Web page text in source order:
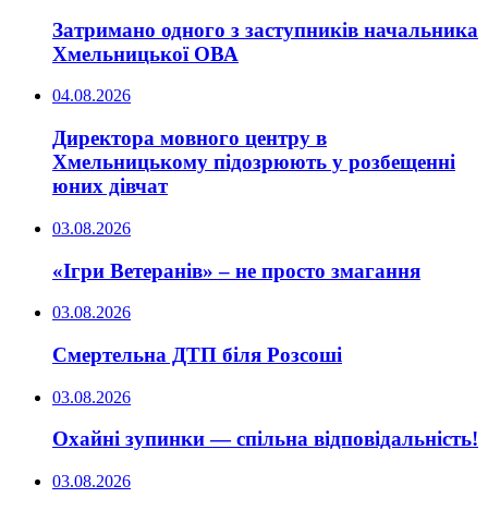
Затримано одного з заступників начальника
Хмельницької ОВА
04.08.2026
Директора мовного центру в
Хмельницькому підозрюють у розбещенні
юних дівчат
03.08.2026
«Ігри Ветеранів» – не просто змагання
03.08.2026
Смертельна ДТП біля Розсоші
03.08.2026
Охайні зупинки — спільна відповідальність!
03.08.2026